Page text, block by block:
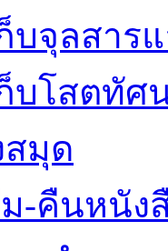
บจุลสาร
บโสตทัศ
สมุด
-คืนหนัง